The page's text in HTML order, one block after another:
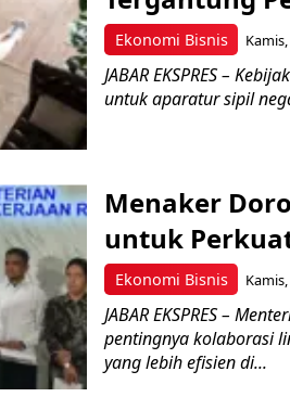
Ekonomi Bisnis
JABAR EKSPRES –
untuk aparatur sipil
Ekonomi Bisnis
Menaker
untuk
JABAR EKSPRES –
pentingnya kolaborasi
yang lebih efisien di...